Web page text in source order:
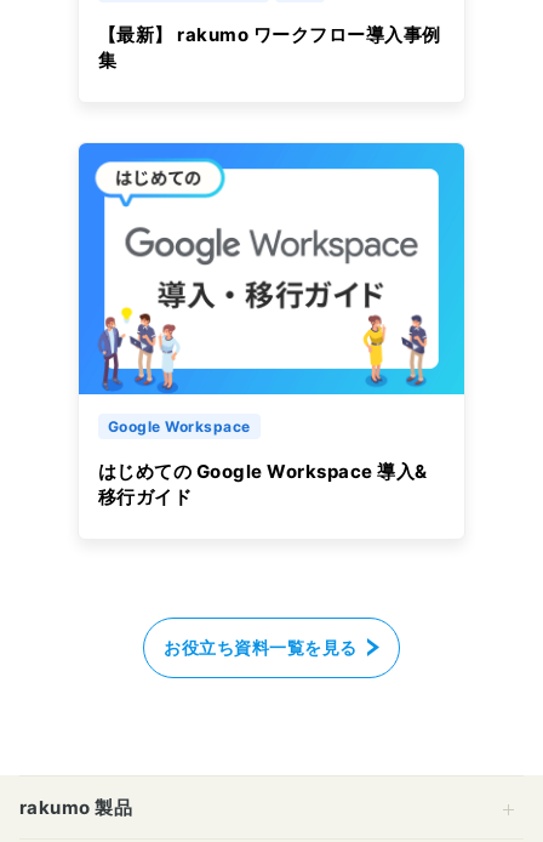
【最新】 rakumo ワークフロー導入事例
集
Google Workspace
はじめての Google Workspace 導入&
移行ガイド
お役立ち資料一覧を見る
rakumo 製品